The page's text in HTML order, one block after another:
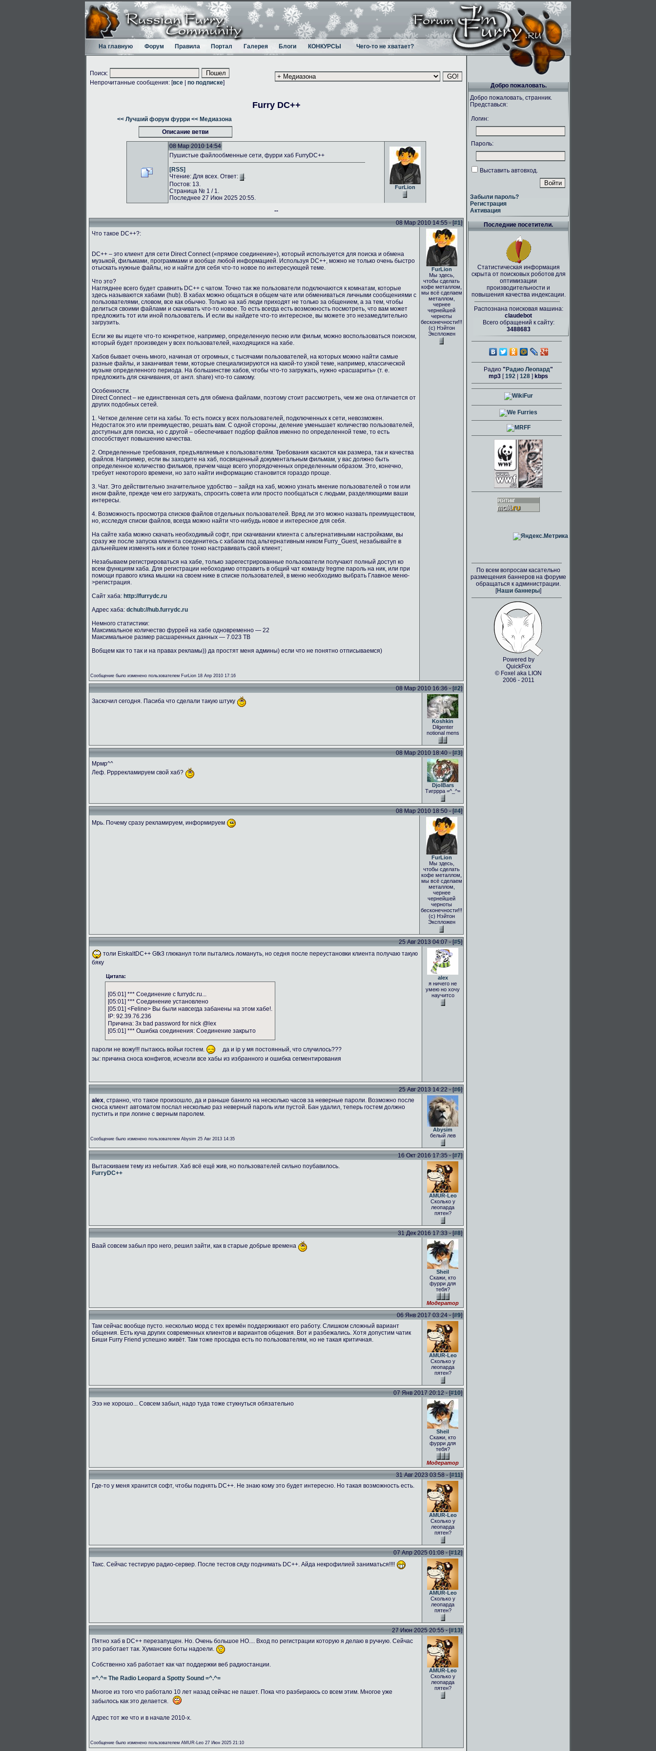
На главную Форум Правила Портал Галерея Блоги КОНКУРСЫ Чего-то не хватает?
Поиск:
Непрочитанные сообщения: [все по подписке]
Furry DC++
<< Лучший форум фурри << Медиазона
Описание ветви
08 Мар 2010 14:54
FurLion
Пушистые файлообменные сети, фурри хаб FurryDC++
[RSS]
Чтение: Для всех. Ответ:
.
Постов: 13.
Страница № 1 / 1.
Последнее 27 Июн 2025 20:55.
--
08 Мар 2010 14:55 - [#1]
Что такое DC++?:
DC++ – это клиент для сети Direct Connect («прямое соединение»), который используется для поиска и обмена
музыкой, фильмами, программами и вообще любой информацией. Используя DC++, можно не только очень быстро
отыскать нужные файлы, но и найти для себя что-то новое по интересующей теме.
Что это?
Нагляднее всего будет сравнить DC++ с чатом. Точно так же пользователи подключаются к комнатам, которые
здесь называются хабами (hub). В хабах можно общаться в общем чате или обмениваться личными сообщениями с
пользователями, словом, все как обычно. Только на хаб люди приходят не только за общением, а за тем, чтобы
делиться своими файлами и скачивать что-то новое. То есть всегда есть возможность посмотреть, что вам может
предложить тот или иной пользователь. И если вы найдете что-то интересное, вы можете это незамедлительно
загрузить.
Если же вы ищете что-то конкретное, например, определенную песню или фильм, можно воспользоваться поиском,
который будет произведен у всех пользователей, находящихся на хабе.
Хабов бывает очень много, начиная от огромных, с тысячами пользователей, на которых можно найти самые
разные файлы, и заканчивая теми, которые специализируются на какой-то узкой теме, например, классической
музыке определенного периода. На большинстве хабов, чтобы что-то загружать, нужно «расшарить» (т. е.
предложить для скачивания, от англ. share) что-то самому.
Особенности.
Direct Connect – не единственная сеть для обмена файлами, поэтому стоит рассмотреть, чем же она отличается от
других подобных сетей.
1. Четкое деление сети на хабы. То есть поиск у всех пользователей, подключенных к сети, невозможен.
Недостаток это или преимущество, решать вам. С одной стороны, деление уменьшает количество пользователей,
доступных для поиска, но с другой – обеспечивает подбор файлов именно по определенной теме, то есть
способствует повышению качества.
2. Определенные требования, предъявляемые к пользователям. Требования касаются как размера, так и качества
файлов. Например, если вы заходите на хаб, посвященный документальным фильмам, у вас должно быть
определенное количество фильмов, причем чаще всего упорядоченных определенным образом. Это, конечно,
требует некоторого времени, но зато найти информацию становится гораздо проще.
3. Чат. Это действительно значительное удобство – зайдя на хаб, можно узнать мнение пользователей о том или
ином файле, прежде чем его загружать, спросить совета или просто пообщаться с людьми, разделяющими ваши
интересы.
4. Возможность просмотра списков файлов отдельных пользователей. Вряд ли это можно назвать преимуществом,
но, исследуя списки файлов, всегда можно найти что-нибудь новое и интересное для себя.
На сайте хаба можно скачать необходимый софт, при скачивании клиента с альтернативными настройками, вы
сразу же после запуска клиента соеденитесь с хабаом под альтернативным ником Furry_Guest, незабывайте в
дальнейшем изменять ник и более тонко настравивать свой клиент;
Незабываем регистрироваться на хабе, только зарегестрированные пользователи получают полный доступ ко
всем функциям хаба. Для регистрации небоходимо отправить в общий чат команду !regme пароль на ник, или при
помощи правого клика мышки на своем нике в списке пользователей, в меню необходимо выбрать Главное меню-
>регистрация.
Сайт хаба: http://furrydc.ru
Адрес хаба: dchub://hub.furrydc.ru
Немного статистики:
Максимальное количество фуррей на хабе одновременно — 22
Максимальное размер расшаренных данных — 7.023 TB
Вобщем как то так и на правах рекламы)) да простят меня админы) если что не понятно отписываемся)
Сообщение было изменено пользователем FurLion 18 Апр 2010 17:16
FurLion
Мы здесь,
чтобы сделать
кофе металлом,
мы всё сделаем
металлом,
чернее
чернейшей
черноты
бесконечности!!!
(с) Нэйтон
Экспложен
08 Мар 2010 16:36 - [#2]
Заскочил сегодня. Пасиба что сделали такую штуку
Koshkin
Dilgenter
notional mens
08 Мар 2010 18:40 - [#3]
Мрмр^^
Леф. Ррррекламируем свой хаб?
DjolBars
Тигррра =^_^=
08 Мар 2010 18:50 - [#4]
Мрь. Почему сразу рекламируем, информируем
FurLion
Мы здесь,
чтобы сделать
кофе металлом,
мы всё сделаем
металлом,
чернее
чернейшей
черноты
бесконечности!!!
(с) Нэйтон
Экспложен
25 Авг 2013 04:07 - [#5]
толи EiskaltDC++ Gtk3 глюканул толи пытались ломануть, но седня после переустановки клиента получаю такую
бяку
Цитата:
[05:01] *** Соединение с furrydc.ru...
[05:01] *** Соединение установлено
[05:01] <Feline> Вы были навсегда забанены на этом хабе!.
IP: 92.39.76.236
Причина: 3x bad password for nick @lex
[05:01] *** Ошибка соединения: Соединение закрыто
пароли не вожу!!! пытаюсь войьи гостем.
да и ip у мя постоянный, что случилось???
эы: причина сноса конфигов, исчезли все хабы из избранного и ошибка сегментирования
alex
я ничего не
умею но хочу
научитсо
25 Авг 2013 14:22 - [#6]
alex, странно, что такое произошло, да и раньше банило на несколько часов за неверные пароли. Возможно после
сноса клиент автоматом послал несколько раз неверный пароль или пустой. Бан удалил, теперь гостем должно
пустить и при логине с верным паролем.
Сообщение было изменено пользователем Abysim 25 Авг 2013 14:35
Abysim
белый лев
16 Окт 2016 17:35 - [#7]
Вытаскиваем тему из небытия. Хаб всё ещё жив, но пользователей сильно поубавилось.
FurryDC++
AMUR-Leo
Сколько у
леопарда
пятен?
31 Дек 2016 17:33 - [#8]
Ваай совсем забыл про него, решил зайти, как в старые добрые времена
Sheil
Скажи, кто
фурри для
тебя?
Модератор
06 Янв 2017 03:24 - [#9]
Там сейчас вообще пусто. несколько морд с тех времён поддерживают его работу. Слишком сложный вариант
общения. Есть куча других современных клиентов и вариантов общения. Вот и разбежались. Хотя допустим чатик
Биши Furry Friend успешно живёт. Там тоже просадка есть по пользователям, но не такая критичная.
AMUR-Leo
Сколько у
леопарда
пятен?
07 Янв 2017 20:12 - [#10]
Эээ не хорошо... Совсем забыл, надо туда тоже стукнуться обязательно
Sheil
Скажи, кто
фурри для
тебя?
Модератор
31 Авг 2023 03:58 - [#11]
Где-то у меня хранится софт, чтобы поднять DC++. Не знаю кому это будет интересно. Но такая возможность есть.
AMUR-Leo
Сколько у
леопарда
пятен?
07 Апр 2025 01:08 - [#12]
Такс. Сейчас тестирую радио-сервер. После тестов сяду поднимать DC++. Айда некрофилией заниматься!!!!
AMUR-Leo
Сколько у
леопарда
пятен?
27 Июн 2025 20:55 - [#13]
Пятно хаб в DC++ перезапущен. Но. Очень большое НО.... Вход по регистрации которую я делаю в ручную. Сейчас
это работает так. Хуманские боты надоели.
Собственно хаб работает как чат поддержки веб радиостанции.
=^.^= The Radio Leopard a Spotty Sound =^.^=
Многое из того что работало 10 лет назад сейчас не пашет. Пока что разбираюсь со всем этим. Многое уже
забылось как это делается.
Адрес тот же что и в начале 2010-х.
Сообщение было изменено пользователем AMUR-Leo 27 Июн 2025 21:10
AMUR-Leo
Сколько у
леопарда
пятен?
Добро пожаловать.
Добро пожаловать, странник.
Представься:
Логин:
Пароль:
Выставить автовход.
Забыли пароль?
Регистрация
Активация
Последние посетители.
Статистическая информация
скрыта от поисковых роботов для
оптимизации
производительности и
повышения качества индексации.
Распознана поисковая машина:
claudebot
Всего обращений к сайту:
3488683
Радио " Радио Леопард"
mp3 [192 128 ] kbps
По всем вопросам касательно
размещения баннеров на форуме
обращаться к администрации.
[Наши баннеры]
Powered by
QuickFox
© Foxel aka LION
2006 - 2011